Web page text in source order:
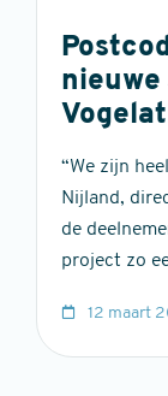
nieuwe
“We zijn
Nijland,
de
project zo
12 maart